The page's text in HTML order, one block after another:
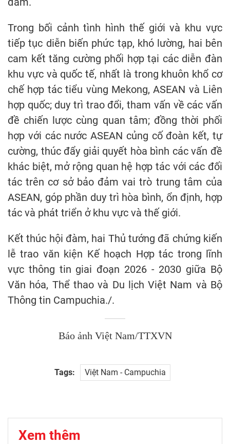
Trong bối cảnh tình hình thế giới và khu vực
tiếp tục diễn biến phức tạp, khó lường, hai bên
cam kết tăng cường phối hợp tại các diễn đàn
khu vực và quốc tế, nhất là trong khuôn khổ cơ
chế hợp tác tiểu vùng Mekong, ASEAN và Liên
hợp quốc; duy trì trao đổi, tham vấn về các vấn
đề chiến lược cùng quan tâm; đồng thời phối
hợp với các nước ASEAN củng cố đoàn kết, tự
cường, thúc đẩy giải quyết hòa bình các vấn đề
khác biệt, mở rộng quan hệ hợp tác với các đối
tác trên cơ sở bảo đảm vai trò trung tâm của
ASEAN, góp phần duy trì hòa bình, ổn định, hợp
tác và phát triển ở khu vực và thế giới.
Kết thúc hội đàm, hai Thủ tướng đã chứng kiến
lễ trao văn kiện Kế hoạch Hợp tác trong lĩnh
vực thông tin giai đoạn 2026 - 2030 giữa Bộ
Văn hóa, Thể thao và Du lịch Việt Nam và Bộ
Thông tin Campuchia./.
Báo ảnh Việt Nam/TTXVN
Tags: Việt Nam - Campuchia
Xem thêm